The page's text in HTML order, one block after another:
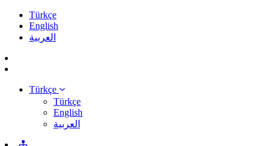
Türkçe
English
العربية
Türkçe
Türkçe
English
العربية